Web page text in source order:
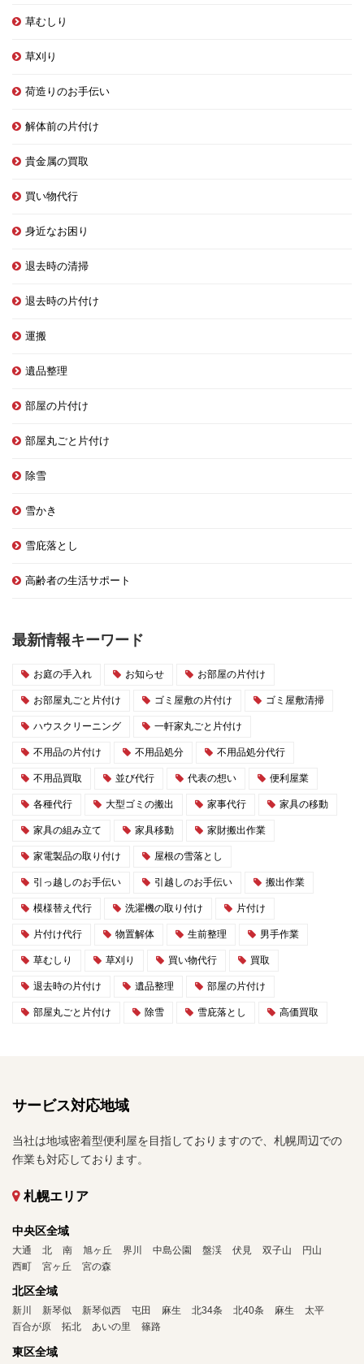
草むしり
草刈り
荷造りのお手伝い
解体前の片付け
貴金属の買取
買い物代行
身近なお困り
退去時の清掃
退去時の片付け
運搬
遺品整理
部屋の片付け
部屋丸ごと片付け
除雪
雪かき
雪庇落とし
高齢者の生活サポート
最新情報キーワード
お庭の手入れ お知らせ お部屋の片付け
お部屋丸ごと片付け ゴミ屋敷の片付け ゴミ屋敷清掃
ハウスクリーニング 一軒家丸ごと片付け
不用品の片付け 不用品処分 不用品処分代行
不用品買取 並び代行 代表の想い 便利屋業
各種代行 大型ゴミの搬出 家事代行 家具の移動
家具の組み立て 家具移動 家財搬出作業
家電製品の取り付け 屋根の雪落とし
引っ越しのお手伝い 引越しのお手伝い 搬出作業
模様替え代行 洗濯機の取り付け 片付け
片付け代行 物置解体 生前整理 男手作業
草むしり 草刈り 買い物代行 買取
退去時の片付け 遺品整理 部屋の片付け
部屋丸ごと片付け 除雪 雪庇落とし 高価買取
サービス対応地域
当社は地域密着型便利屋を目指しておりますので、札幌周辺での
作業も対応しております。
札幌エリア
中央区全域
大通 北 南 旭ヶ丘 界川 中島公園 盤渓 伏見 双子山
円山
西町
宮ヶ丘 宮の森
北区全域
新川 新琴似 新琴似西 屯田 麻生 北34条 北40条 麻生
太平
百合が原
拓北 あいの里 篠路
東区全域